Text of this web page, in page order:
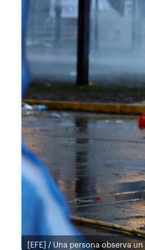
[EFE] / Una persona observa